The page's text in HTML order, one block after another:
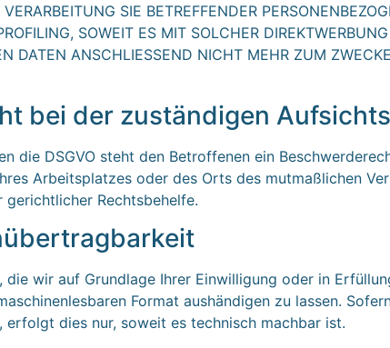
SIE BETREFFENDER
SOWEIT ES MIT SOLCHER
DATEN ANSCHLIESSEND NICHT MEHR ZUM
bei der zuständigen
die DSGVO steht den Betroffenen ein
Arbeitsplatzes oder des Orts des mutmaßlichen
Rechtsbehelfe.
die wir auf Grundlage Ihrer Einwilligung oder in
Format aushändigen zu lassen.
erfolgt dies nur, soweit es technisch machbar ist.